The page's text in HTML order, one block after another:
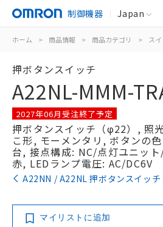
制御機器 Japan
ホーム > 商品情報 > 商品カテゴリ > ス
押ボタンスイッチ
A22NL-MMM-
2027年06月受注終了予定
押ボタンスイッチ（φ22）, 照
こ形, モーメンタリ, ボタンの
台, 接点構成: NC/点灯ユニッ
赤, LEDランプ電圧: AC/DC6V
A22NN / A22NL 押ボタンスイッ
マイリストに追加